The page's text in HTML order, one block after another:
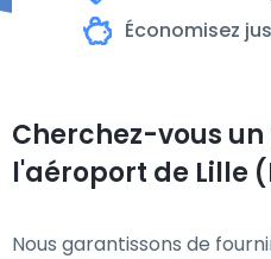
Économisez
Cherchez-vous
l'aéroport de Lille
Nous garantissons de